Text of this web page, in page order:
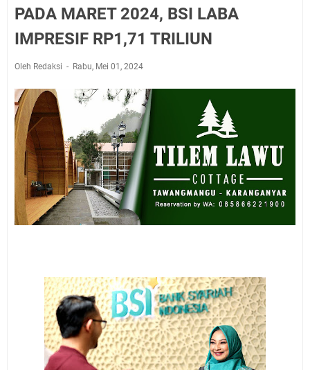
PADA MARET 2024, BSI LABA
IMPRESIF RP1,71 TRILIUN
Oleh Redaksi Rabu, Mei 01, 2024